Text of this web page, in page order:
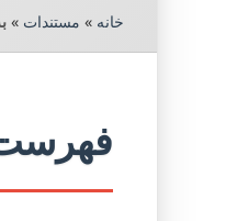
خانه » مستندات »